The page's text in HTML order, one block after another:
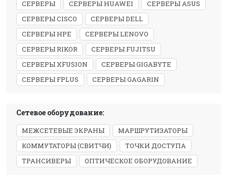
СЕРВЕРЫ СЕРВЕРЫ HUAWEI
СЕРВЕРЫ ASUS
СЕРВЕРЫ CISCO
СЕРВЕРЫ DELL
СЕРВЕРЫ HPE
СЕРВЕРЫ LENOVO
СЕРВЕРЫ RIKOR
СЕРВЕРЫ FUJITSU
СЕРВЕРЫ XFUSION
СЕРВЕРЫ GIGABYTE
СЕРВЕРЫ FPLUS
СЕРВЕРЫ GAGARIN
Сетевое оборудование:
МЕЖСЕТЕВЫЕ ЭКРАНЫ
МАРШРУТИЗАТОРЫ
КОММУТАТОРЫ (СВИТЧИ)
ТОЧКИ ДОСТУПА
ТРАНСИВЕРЫ
ОПТИЧЕСКОЕ ОБОРУДОВАНИЕ